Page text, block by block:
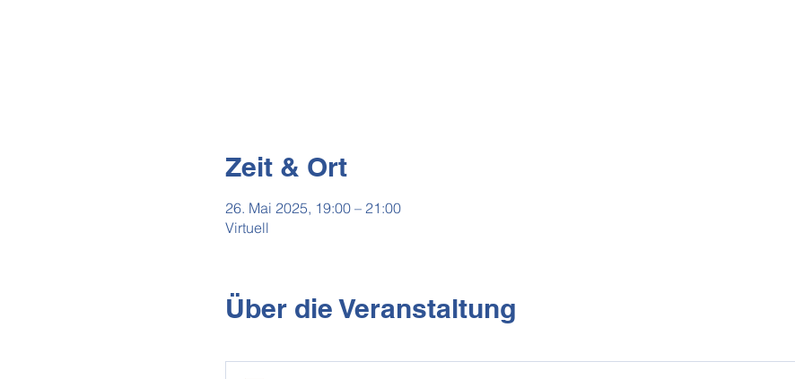
Zeit & Ort
26. Mai 2025, 19:00 – 21:00
Virtuell
Über die Veranstaltung